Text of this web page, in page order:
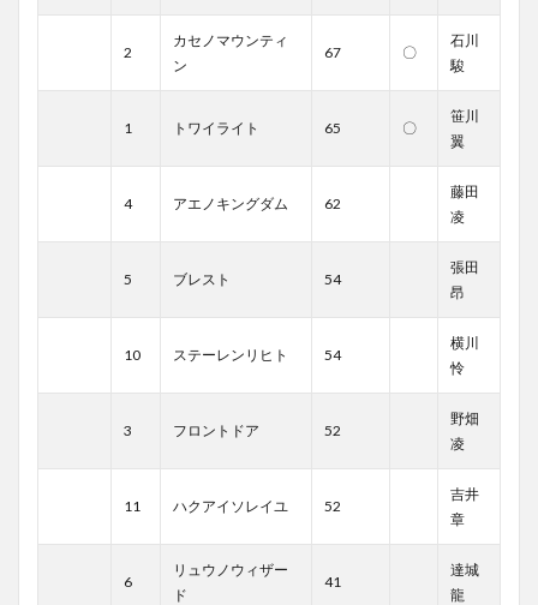
2
カセノマウンティ
ン
67 〇
石川
駿
1 トワイライト 65 〇
笹川
翼
4 アエノキングダム 62
藤田
凌
5 ブレスト 54
張田
昂
10 ステーレンリヒト 54
横川
怜
3 フロントドア 52
野畑
凌
11 ハクアイソレイユ 52
吉井
章
6
リュウノウィザー
ド
41
達城
龍